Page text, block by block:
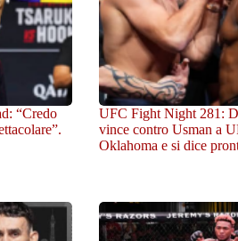
“Credo
UFC Fight Night 281:
vince contro Usman a
Oklahoma e si dice